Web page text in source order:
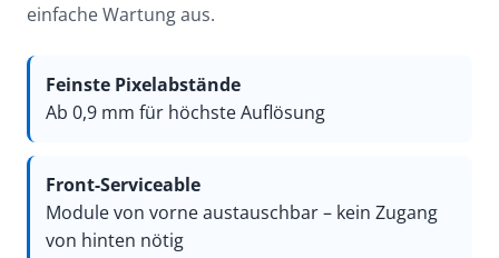
einfache Wartung aus.
Feinste Pixelabstände
Ab 0,9 mm für höchste Auflösung
Front-Serviceable
Module von vorne austauschbar – kein Zugang
von hinten nötig